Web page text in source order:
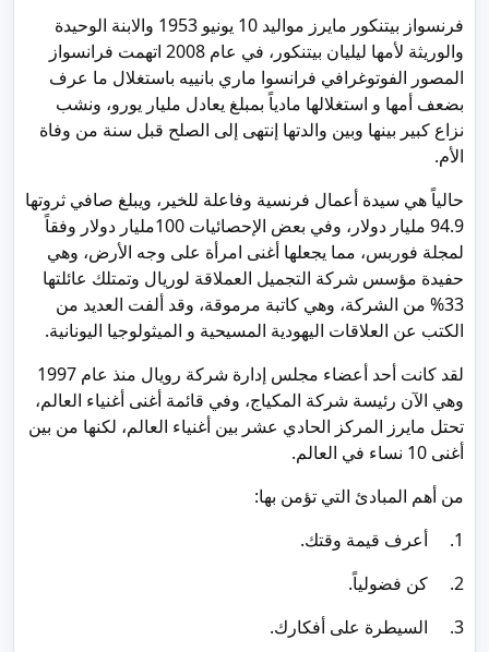
فرنسواز بيتنكور مايرز مواليد 10 يونيو 1953 والابنة الوحيدة
والوريثة لأمها ليليان بيتنكور، في عام 2008 اتهمت فرانسواز
المصور الفوتوغرافي فرانسوا ماري بانييه باستغلال ما عرف
بضعف أمها و استغلالها مادياً بمبلغ يعادل مليار يورو، ونشب
نزاع كبير بينها وبين والدتها إنتهى إلى الصلح قبل سنة من وفاة
الأم.
حالياً هي سيدة أعمال فرنسية وفاعلة للخير، ويبلغ صافي ثروتها
94.9 مليار دولار، وفي بعض الإحصائيات 100مليار دولار وفقاً
لمجلة فوربس، مما يجعلها أغنى امرأة على وجه الأرض، وهي
حفيدة مؤسس شركة التجميل العملاقة لوريال وتمتلك عائلتها
33% من الشركة، وهي كاتبة مرموقة، وقد ألفت العديد من
الكتب عن العلاقات اليهودية المسيحية و الميثولوجيا اليونانية.
لقد كانت أحد أعضاء مجلس إدارة شركة رويال منذ عام 1997
وهي الآن رئيسة شركة المكياج، وفي قائمة أغنى أغنياء العالم،
تحتل مايرز المركز الحادي عشر بين أغنياء العالم، لكنها من بين
أغنى 10 نساء في العالم.
من أهم المبادئ التي تؤمن بها:
1. أعرف قيمة وقتك.
2. كن فضولياً.
3. السيطرة على أفكارك.